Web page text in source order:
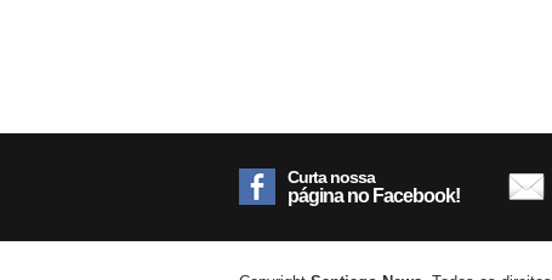
Curta nossa
página no Facebook!